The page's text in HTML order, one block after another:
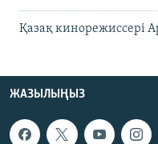
Қазақ кинорежиссері
ЖАЗЫЛЫҢЫЗ